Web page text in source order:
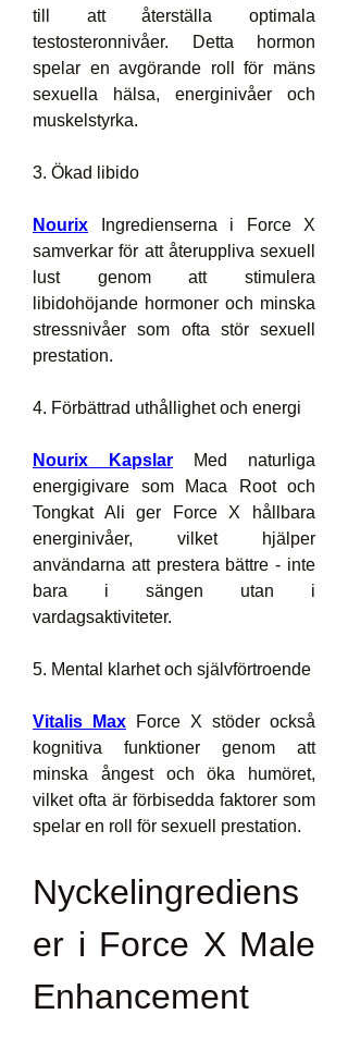
till att återställa optimala
testosteronnivåer. Detta hormon
spelar en avgörande roll för mäns
sexuella hälsa, energinivåer och
muskelstyrka.
3. Ökad libido
Nourix Ingredienserna i Force X
samverkar för att återuppliva sexuell
lust genom att stimulera
libidohöjande hormoner och minska
stressnivåer som ofta stör sexuell
prestation.
4. Förbättrad uthållighet och energi
Nourix Kapslar Med naturliga
energigivare som Maca Root och
Tongkat Ali ger Force X hållbara
energinivåer, vilket hjälper
användarna att prestera bättre - inte
bara i sängen utan i
vardagsaktiviteter.
5. Mental klarhet och självförtroende
Vitalis Max Force X stöder också
kognitiva funktioner genom att
minska ångest och öka humöret,
vilket ofta är förbisedda faktorer som
spelar en roll för sexuell prestation.
Nyckelingrediens
er i Force X Male
Enhancement